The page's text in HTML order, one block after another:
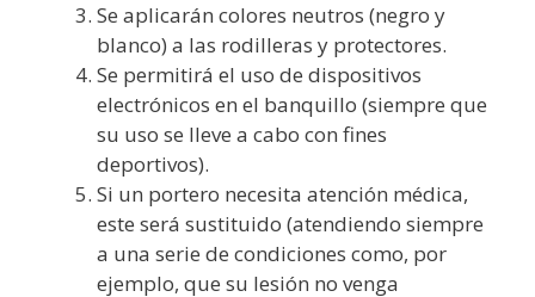
Se aplicarán colores neutros (negro y
blanco) a las rodilleras y protectores.
Se permitirá el uso de dispositivos
electrónicos en el banquillo (siempre que
su uso se lleve a cabo con fines
deportivos).
Si un portero necesita atención médica,
este será sustituido (atendiendo siempre
a una serie de condiciones como, por
ejemplo, que su lesión no venga